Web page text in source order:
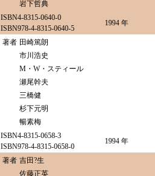
岩下哲典
ISBN4-8315-0640-0
ISBN978-4-8315-0640-5
1994 年
著者 田崎篤朗
市川浩史
M・W・スティール
瀬尾幹夫
三橋健
杉下元明
暢素梅
ISBN4-8315-0658-3
ISBN978-4-8315-0658-0
1994 年
著者 吉田?生
佐藤正英